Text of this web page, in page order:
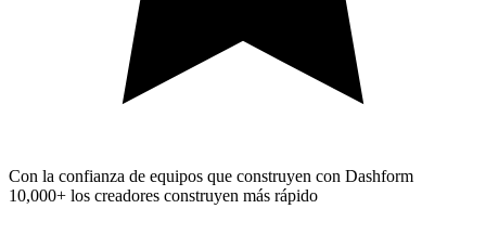
Con la confianza de equipos que construyen con Dashform
10,000+ los creadores construyen más rápido